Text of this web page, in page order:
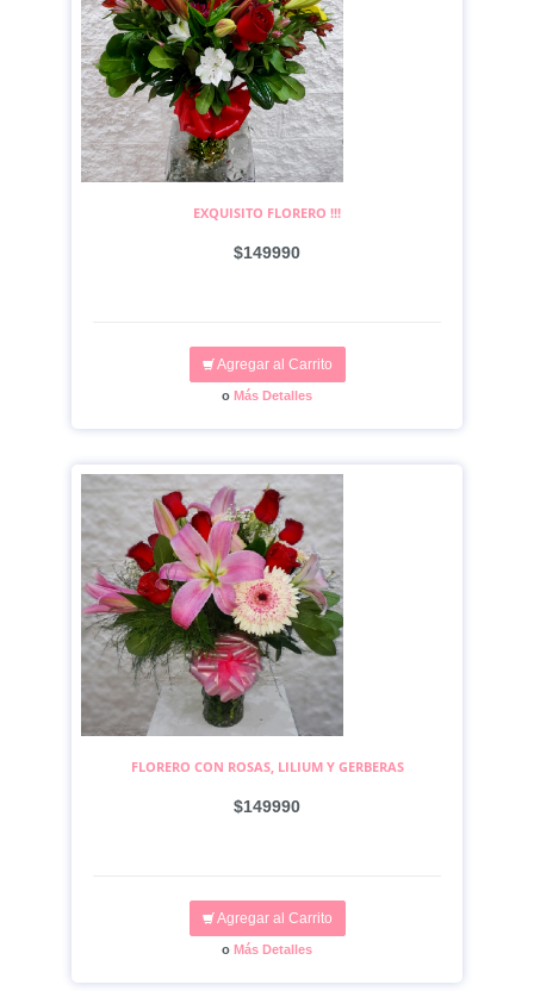
EXQUISITO FLORERO !!!
$149990
Agregar al Carrito
o Más Detalles
FLORERO CON ROSAS, LILIUM Y GERBERAS
$149990
Agregar al Carrito
o Más Detalles